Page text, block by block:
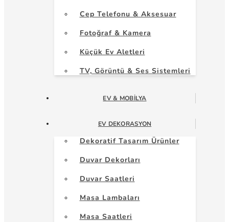
Cep Telefonu & Aksesuar
Fotoğraf & Kamera
Küçük Ev Aletleri
TV, Görüntü & Ses Sistemleri
EV & MOBILYA
EV DEKORASYON
Dekoratif Tasarım Ürünler
Duvar Dekorları
Duvar Saatleri
Masa Lambaları
Masa Saatleri